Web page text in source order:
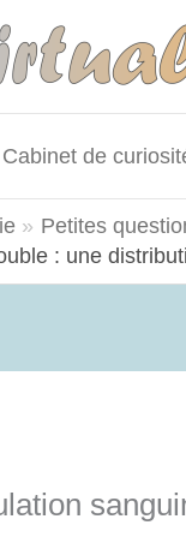
Cabinet de
Petites
: une